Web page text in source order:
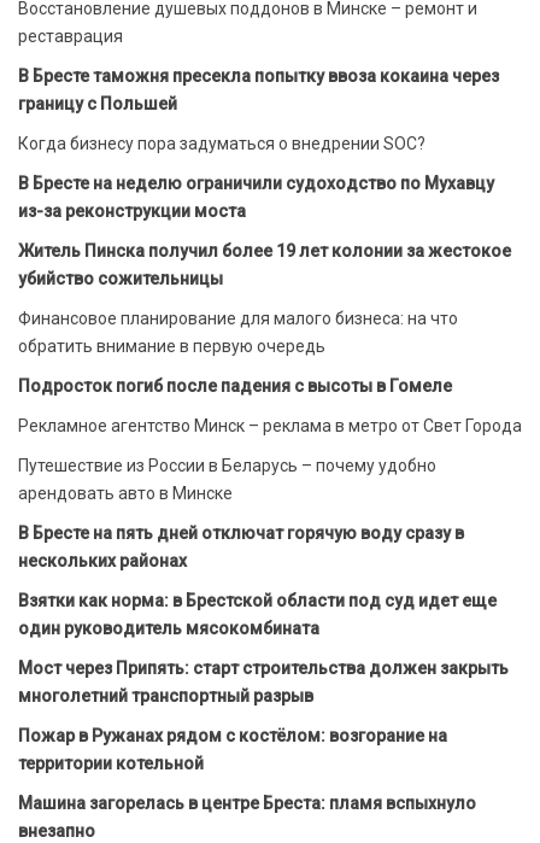
Восстановление душевых поддонов в Минске – ремонт и
реставрация
В Бресте таможня пресекла попытку ввоза кокаина через
границу с Польшей
Когда бизнесу пора задуматься о внедрении SOC?
В Бресте на неделю ограничили судоходство по Мухавцу
из-за реконструкции моста
Житель Пинска получил более 19 лет колонии за жестокое
убийство сожительницы
Финансовое планирование для малого бизнеса: на что
обратить внимание в первую очередь
Подросток погиб после падения с высоты в Гомеле
Рекламное агентство Минск – реклама в метро от Свет Города
Путешествие из России в Беларусь – почему удобно
арендовать авто в Минске
В Бресте на пять дней отключат горячую воду сразу в
нескольких районах
Взятки как норма: в Брестской области под суд идет еще
один руководитель мясокомбината
Мост через Припять: старт строительства должен закрыть
многолетний транспортный разрыв
Пожар в Ружанах рядом с костёлом: возгорание на
территории котельной
Машина загорелась в центре Бреста: пламя вспыхнуло
внезапно